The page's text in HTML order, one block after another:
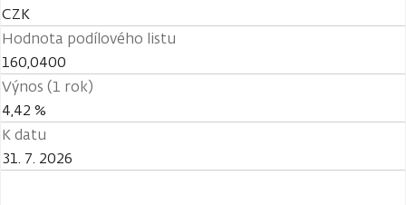
CZK
Hodnota podílového listu
160,0400
Výnos (1 rok)
4,42 %
K datu
31. 7. 2026